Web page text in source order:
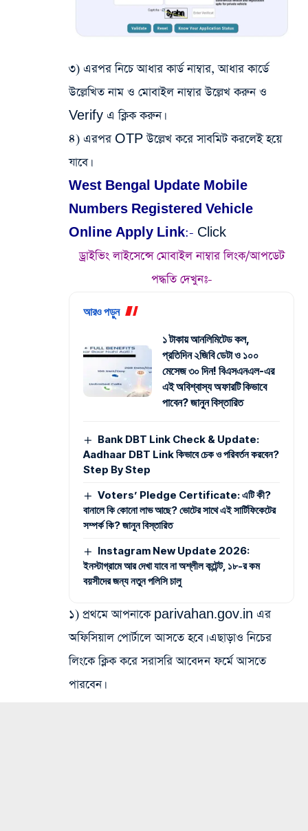
৩) এরপর নিচে আধার কার্ড নাম্বার, আধার কার্ডে
উল্লেখিত নাম ও মোবাইল নাম্বার উল্লেখ করুন ও
Verify এ ক্লিক করুন।
৪) এরপর OTP উল্লেখ করে সাবমিট করলেই হয়ে
যাবে।
West Bengal Update Mobile
Numbers Registered Vehicle
Online Apply Link:- Click
ড্রাইভিং লাইসেন্সে মোবাইল নাম্বার লিংক/আপডেট
পদ্ধতি দেখুনঃ-
আরও পড়ুন
১ টাকায় আনলিমিটেড কল,
প্রতিদিন ২জিবি ডেটা ও ১০০
মেসেজ ৩০ দিন! বিএসএনএল-এর
এই অবিশ্বাস্য অফারটি কিভাবে
পাবেন? জানুন বিস্তারিত
Bank DBT Link Check & Update:
Aadhaar DBT Link কিভাবে চেক ও পরিবর্তন করবেন?
Step By Step
Voters’ Pledge Certificate: এটি কী?
বানালে কি কোনো লাভ আছে? ভোটের সাথে এই সার্টিফিকেটের
সম্পর্ক কি? জানুন বিস্তারিত
Instagram New Update 2026:
ইনস্টাগ্রামে আর দেখা যাবে না অশ্লীল কন্টেন্ট, ১৮-র কম
বয়সীদের জন্য নতুন পলিসি চালু
১) প্রথমে আপনাকে parivahan.gov.in এর
অফিসিয়াল পোর্টালে আসতে হবে। এছাড়াও নিচের
লিংকে ক্লিক করে সরাসরি আবেদন ফর্মে আসতে
পারবেন।